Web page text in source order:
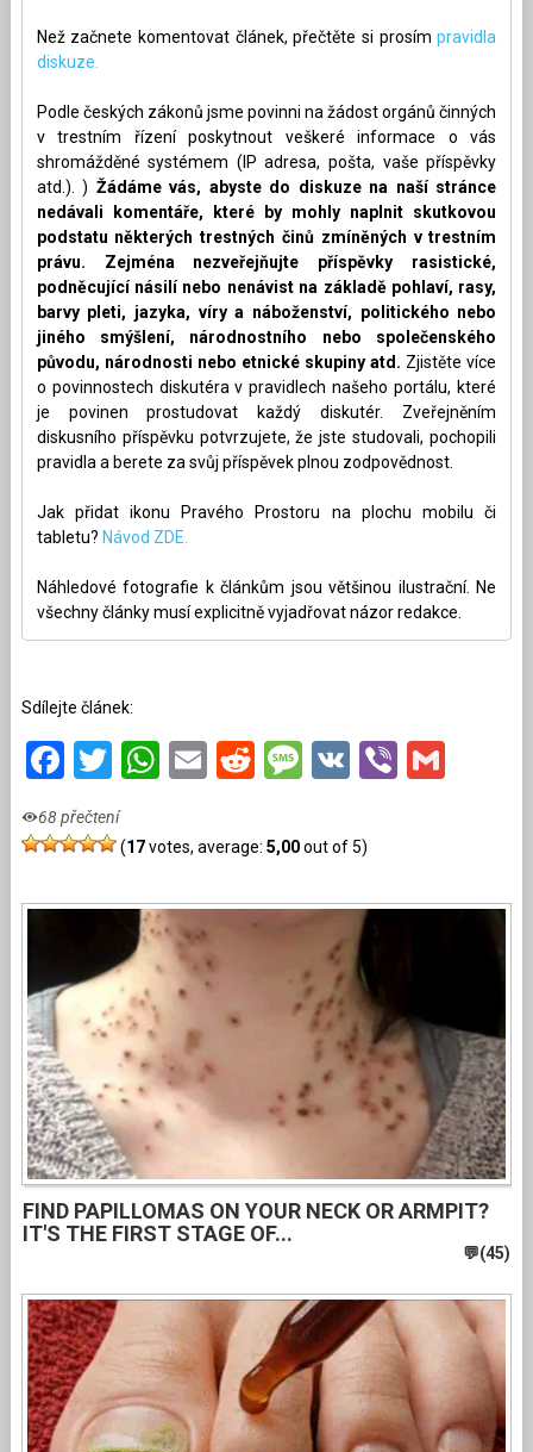
Než začnete komentovat článek, přečtěte si prosímpravidla
diskuze.
Podle českých zákonů jsme povinni na žádost orgánů činných
v trestním řízení poskytnout veškeré informace o vás
shromážděné systémem (IP adresa, pošta, vaše příspěvky
atd.). ) Žádáme vás, abyste do diskuze na naší stránce
nedávali komentáře, které by mohly naplnit skutkovou
podstatu některých trestných činů zmíněných v trestním
právu. Zejména nezveřejňujte příspěvky rasistické,
podněcující násilí nebo nenávist na základě pohlaví, rasy,
barvy pleti, jazyka, víry a náboženství, politického nebo
jiného smýšlení, národnostního nebo společenského
původu, národnosti nebo etnické skupiny atd. Zjistěte více
o povinnostech diskutéra v pravidlech našeho portálu, které
je povinen prostudovat každý diskutér. Zveřejněním
diskusního příspěvku potvrzujete, že jste studovali, pochopili
pravidla a berete za svůj příspěvek plnou zodpovědnost.
Jak přidat ikonu Pravého Prostoru na plochu mobilu či
tabletu? Návod ZDE.
Náhledové fotografie k článkům jsou většinou ilustrační. Ne
všechny články musí explicitně vyjadřovat názor redakce.
Sdílejte článek:
Facebook
Twitter
WhatsApp
EmailRedditMessage
VKViber
68 přečtení
(17votes, average: 5,00out of 5)
FIND PAPILLOMAS ON YOUR NECK OR ARMPIT?
IT'S THE FIRST STAGE OF...